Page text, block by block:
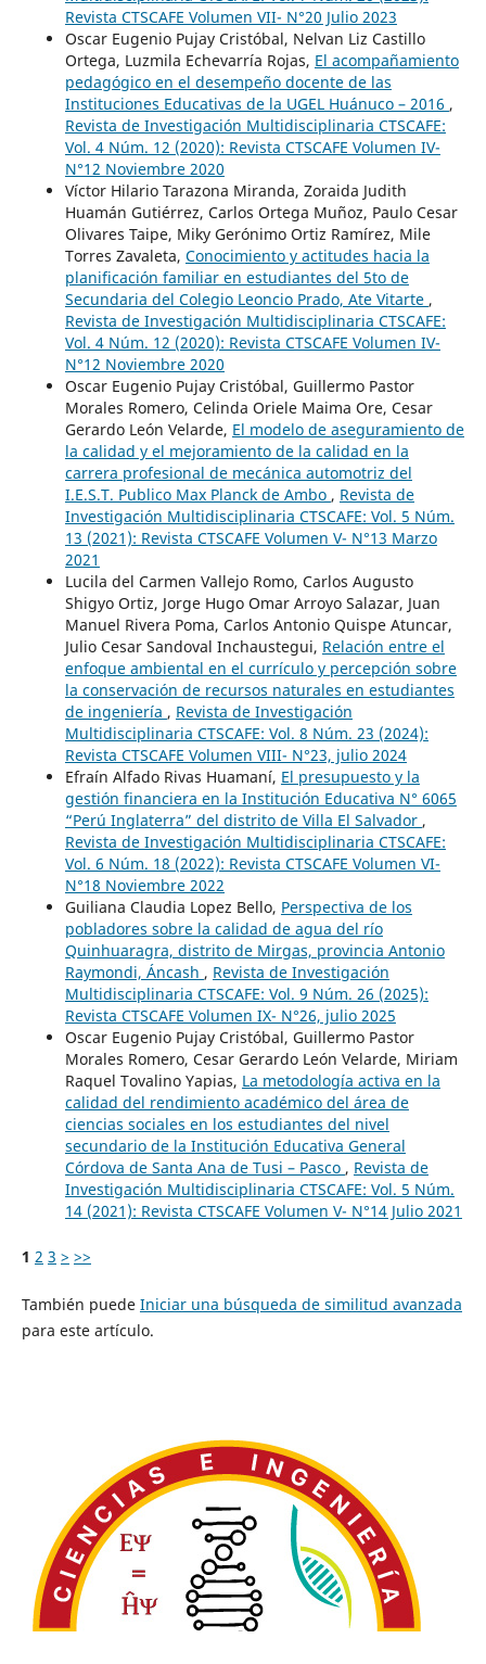
Revista CTSCAFE Volumen VII- N°20 Julio 2023
Oscar Eugenio Pujay Cristóbal, Nelvan Liz Castillo
Ortega, Luzmila Echevarría Rojas, El acompañamiento
pedagógico en el desempeño docente de las
Instituciones Educativas de la UGEL Huánuco – 2016 ,
Revista de Investigación Multidisciplinaria CTSCAFE:
Vol. 4 Núm. 12 (2020): Revista CTSCAFE Volumen IV-
N°12 Noviembre 2020
Víctor Hilario Tarazona Miranda, Zoraida Judith
Huamán Gutiérrez, Carlos Ortega Muñoz, Paulo Cesar
Olivares Taipe, Miky Gerónimo Ortiz Ramírez, Mile
Torres Zavaleta, Conocimiento y actitudes hacia la
planificación familiar en estudiantes del 5to de
Secundaria del Colegio Leoncio Prado, Ate Vitarte ,
Revista de Investigación Multidisciplinaria CTSCAFE:
Vol. 4 Núm. 12 (2020): Revista CTSCAFE Volumen IV-
N°12 Noviembre 2020
Oscar Eugenio Pujay Cristóbal, Guillermo Pastor
Morales Romero, Celinda Oriele Maima Ore, Cesar
Gerardo León Velarde, El modelo de aseguramiento de
la calidad y el mejoramiento de la calidad en la
carrera profesional de mecánica automotriz del
I.E.S.T. Publico Max Planck de Ambo , Revista de
Investigación Multidisciplinaria CTSCAFE: Vol. 5 Núm.
13 (2021): Revista CTSCAFE Volumen V- N°13 Marzo
2021
Lucila del Carmen Vallejo Romo, Carlos Augusto
Shigyo Ortiz, Jorge Hugo Omar Arroyo Salazar, Juan
Manuel Rivera Poma, Carlos Antonio Quispe Atuncar,
Julio Cesar Sandoval Inchaustegui, Relación entre el
enfoque ambiental en el currículo y percepción sobre
la conservación de recursos naturales en estudiantes
de ingeniería , Revista de Investigación
Multidisciplinaria CTSCAFE: Vol. 8 Núm. 23 (2024):
Revista CTSCAFE Volumen VIII- N°23, julio 2024
Efraín Alfado Rivas Huamaní, El presupuesto y la
gestión financiera en la Institución Educativa N° 6065
“Perú Inglaterra” del distrito de Villa El Salvador ,
Revista de Investigación Multidisciplinaria CTSCAFE:
Vol. 6 Núm. 18 (2022): Revista CTSCAFE Volumen VI-
N°18 Noviembre 2022
Guiliana Claudia Lopez Bello, Perspectiva de los
pobladores sobre la calidad de agua del río
Quinhuaragra, distrito de Mirgas, provincia Antonio
Raymondi, Áncash , Revista de Investigación
Multidisciplinaria CTSCAFE: Vol. 9 Núm. 26 (2025):
Revista CTSCAFE Volumen IX- N°26, julio 2025
Oscar Eugenio Pujay Cristóbal, Guillermo Pastor
Morales Romero, Cesar Gerardo León Velarde, Miriam
Raquel Tovalino Yapias, La metodología activa en la
calidad del rendimiento académico del área de
ciencias sociales en los estudiantes del nivel
secundario de la Institución Educativa General
Córdova de Santa Ana de Tusi – Pasco , Revista de
Investigación Multidisciplinaria CTSCAFE: Vol. 5 Núm.
14 (2021): Revista CTSCAFE Volumen V- N°14 Julio 2021
1 2 3 > >>
También puede Iniciar una búsqueda de similitud avanzada
para este artículo.